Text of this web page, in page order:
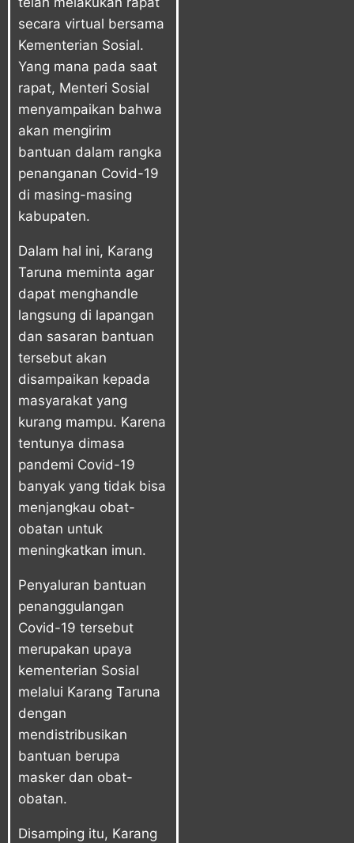
secara virtual bersama
Kementerian Sosial.
Yang mana pada saat
rapat, Menteri Sosial
menyampaikan bahwa
akan mengirim
bantuan dalam rangka
penanganan Covid-19
di masing-masing
kabupaten.
Dalam hal ini, Karang
Taruna meminta agar
dapat menghandle
langsung di lapangan
dan sasaran bantuan
tersebut akan
disampaikan kepada
masyarakat yang
kurang mampu. Karena
tentunya dimasa
pandemi Covid-19
banyak yang tidak bisa
menjangkau obat-
obatan untuk
meningkatkan imun.
Penyaluran bantuan
penanggulangan
Covid-19 tersebut
merupakan upaya
kementerian Sosial
melalui Karang Taruna
dengan
mendistribusikan
bantuan berupa
masker dan obat-
obatan.
Disamping itu, Karang